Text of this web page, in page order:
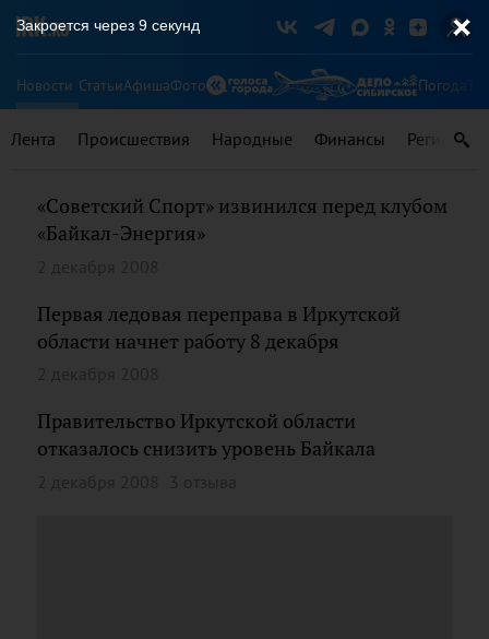
Новости СтатьиАфишаФото Погода
Лента Происшествия Народные Финансы Регионы
«Советский Спорт» извинился перед клубом
«Байкал-Энергия»
Первая ледовая переправа в Иркутской
области начнет работу 8 декабря
Правительство Иркутской области
отказалось снизить уровень Байкала
Закроется через 9 секунд